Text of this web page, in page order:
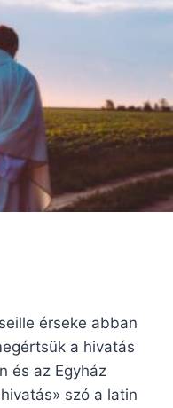
érseke abban
a hivatás
és az Egyház
szó a latin